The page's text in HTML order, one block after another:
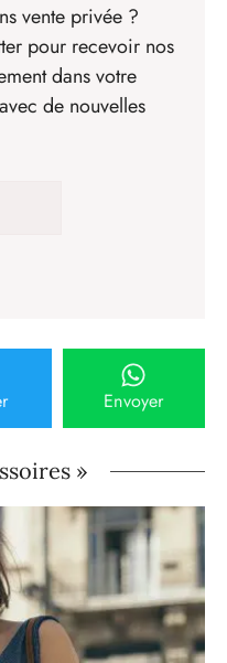
vente privée ?
pour recevoir nos
dans votre
de nouvelles
Envoyer
»